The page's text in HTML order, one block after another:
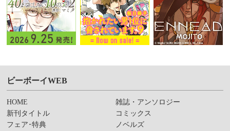
ビーボーイWEB
HOME
新刊タイトル
フェア･特典
雑誌・アンソロジー
コミックス
ノベルズ